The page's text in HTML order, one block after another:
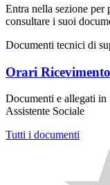
Entra nella sezione per
consultare i suoi
Documenti tecnici di
Orari
Documenti e allegati
Assistente Sociale
Tutti i documenti